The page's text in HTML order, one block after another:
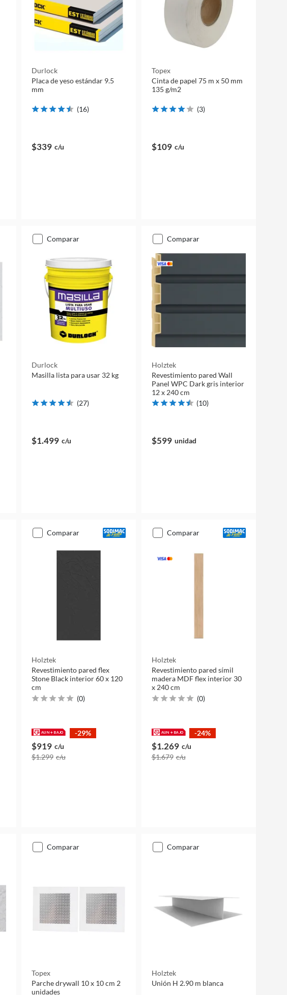
Durlock
Placa de yeso estándar 9.5
mm
(16)
$339 c/u
Topex
Cinta de papel 75 m x 50 mm
135 g/m2
(3)
$109 c/u
comparar
Durlock
Masilla lista para usar 32 kg
(27)
$1.499 c/u
comparar
Holztek
Revestimiento pared Wall
Panel WPC Dark gris interior
12 x 240 cm
(10)
$599 unidad
comparar
Holztek
Revestimiento pared flex
Stone Black interior 60 x 120
cm
(0)
-29%
$919 c/u
$1.299 c/u
comparar
Holztek
Revestimiento pared símil
madera MDF flex interior 30
x 240 cm
(0)
-24%
$1.269 c/u
$1.679 c/u
comparar
Topex
Parche drywall 10 x 10 cm 2
unidades
comparar
Holztek
Unión H 2.90 m blanca